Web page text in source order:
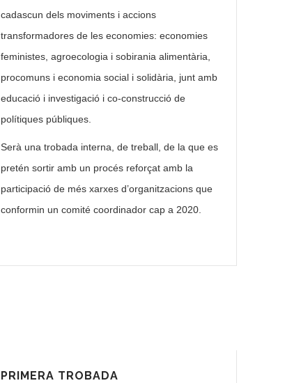
cadascun dels moviments i accions
transformadores de les economies: economies
feministes, agroecologia i sobirania alimentària,
procomuns i economia social i solidària, junt amb
educació i investigació i co-construcció de
polítiques públiques.
Serà una trobada interna, de treball, de la que es
pretén sortir amb un procés reforçat amb la
participació de més xarxes d’organitzacions que
conformin un comité coordinador cap a 2020.
PRIMERA TROBADA